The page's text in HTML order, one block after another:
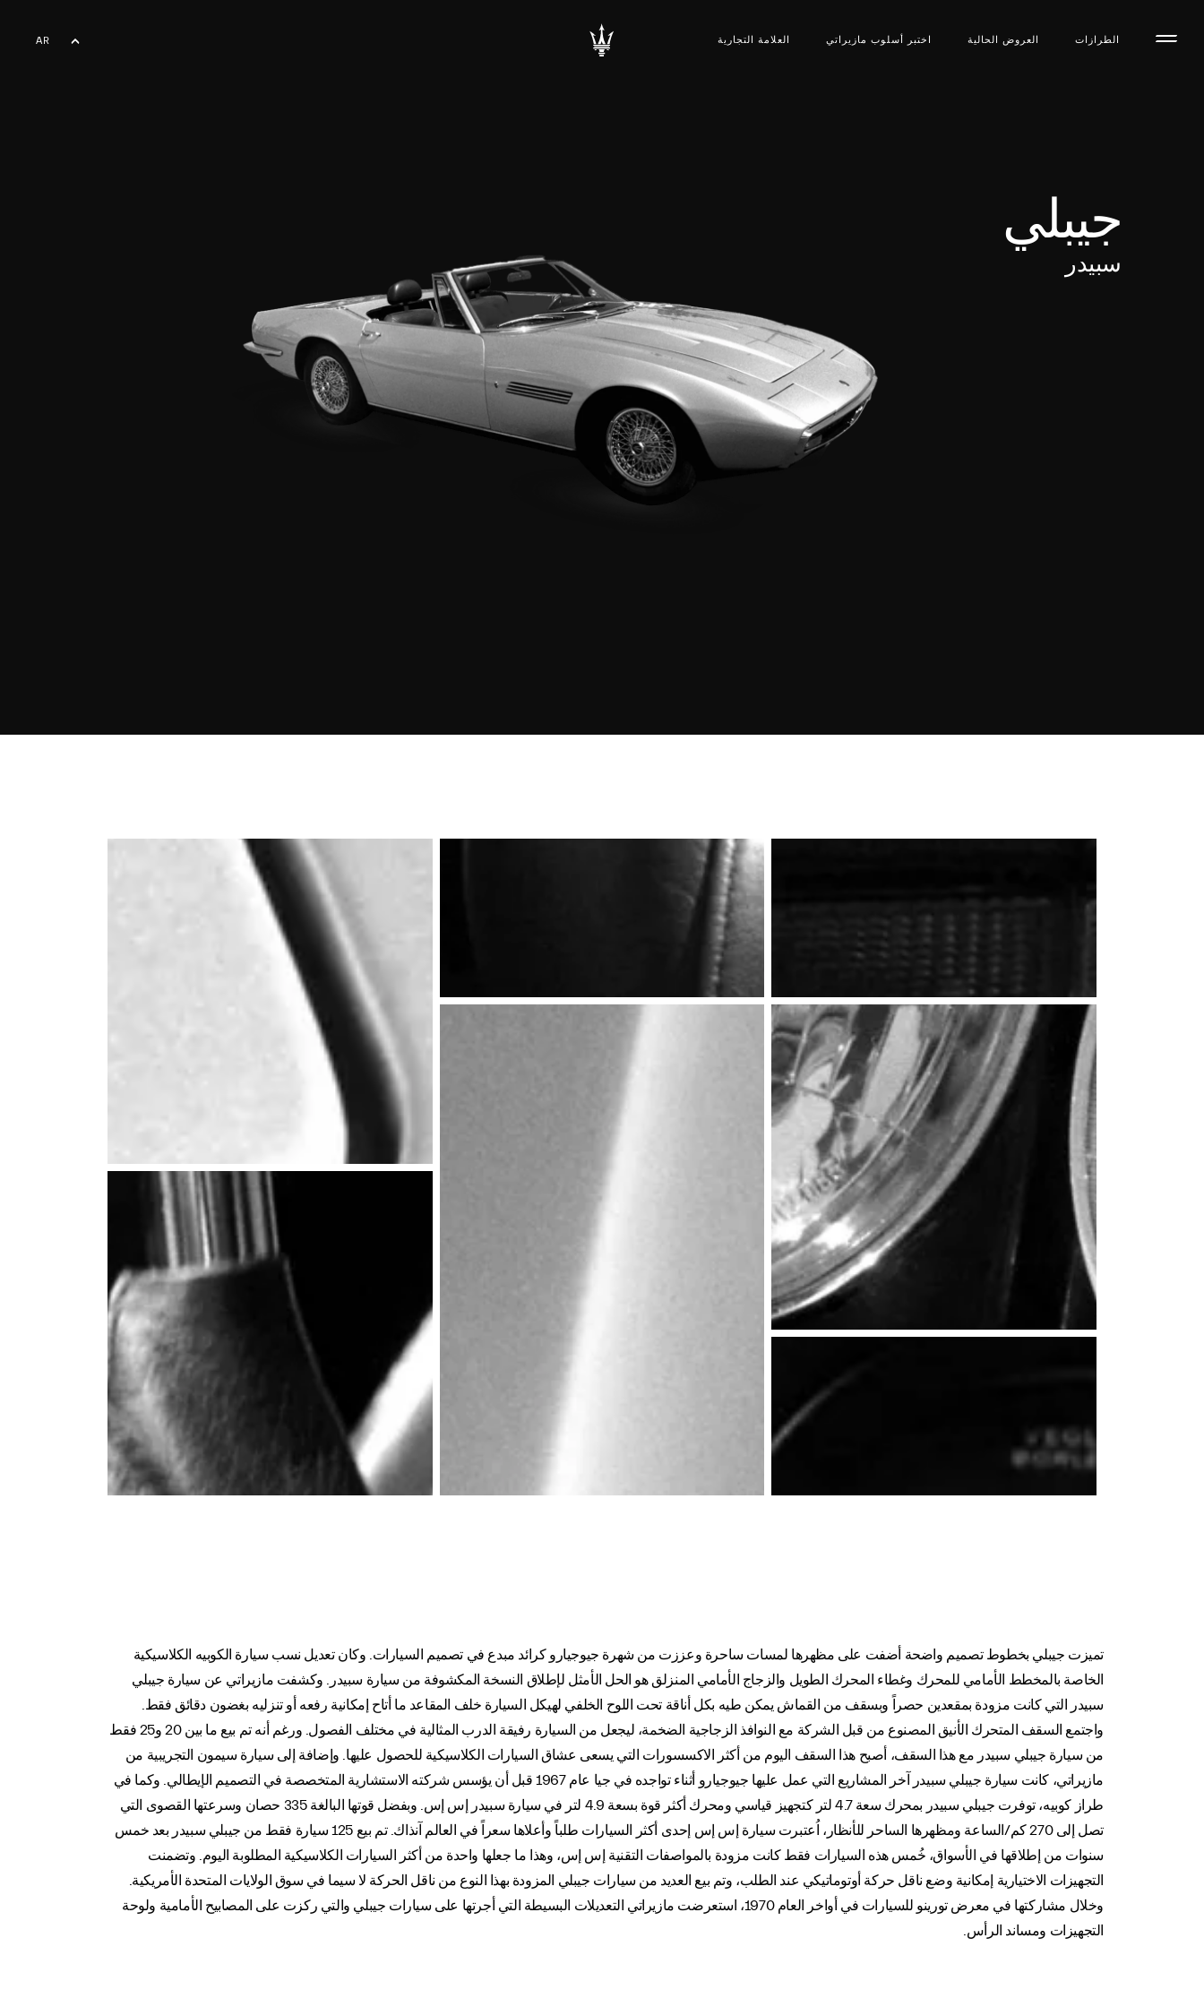
الطرازات العروض الحالية اختبر أسلوب مازیراتي العلامة التجارية
AR
جيبلي
سبيدر
تميزت جيبلي بخطوط تصميم واضحة أضفت على مظهرها لمسات ساحرة وعززت من شهرة جيوجيارو كرائد مبدع في تصميم السيارات. وكان تعديل نسب سيارة الكوبيه الكلاسيكية
الخاصة بالمخطط الأمامي للمحرك وغطاء المحرك الطويل والزجاج الأمامي المنزلق هو الحل الأمثل لإطلاق النسخة المكشوفة من سيارة سبيدر. وكشفت مازيراتي عن سيارة جيبلي
سبيدر التي كانت مزودة بمقعدين حصراً وبسقف من القماش يمكن طيه بكل أناقة تحت اللوح الخلفي لهيكل السيارة خلف المقاعد ما أتاح إمكانية رفعه أو تنزليه بغضون دقائق فقط.
واجتمع السقف المتحرك الأنيق المصنوع من قبل الشركة مع النوافذ الزجاجية الضخمة، ليجعل من السيارة رفيقة الدرب المثالية في مختلف الفصول. ورغم أنه تم بيع ما بين 20 و25 فقط
من سيارة جيبلي سبيدر مع هذا السقف، أصبح هذا السقف اليوم من أكثر الاكسسورات التي يسعى عشاق السيارات الكلاسيكية للحصول عليها. وإضافة إلى سيارة سيمون التجريبية من
مازيراتي، كانت سيارة جيبلي سبيدر آخر المشاريع التي عمل عليها جيوجيارو أثناء تواجده في جيا عام 1967 قبل أن يؤسس شركته الاستشارية المتخصصة في التصميم الإيطالي. وكما في
طراز كوبيه، توفرت جيبلي سبيدر بمحرك سعة 4.7 لتر كتجهيز قياسي ومحرك أكثر قوة بسعة 4.9 لتر في سيارة سبيدر إس إس. وبفضل قوتها البالغة 335 حصان وسرعتها القصوى التي
تصل إلى 270 كم/الساعة ومظهرها الساحر للأنظار، اُعتبرت سيارة إس إس إحدى أكثر السيارات طلباً وأعلاها سعراً في العالم آنذاك. تم بيع 125 سيارة فقط من جيبلي سبيدر بعد خمس
سنوات من إطلاقها في الأسواق، خُمس هذه السيارات فقط كانت مزودة بالمواصفات التقنية إس إس، وهذا ما جعلها واحدة من أكثر السيارات الكلاسيكية المطلوبة اليوم. وتضمنت
التجهيزات الاختيارية إمكانية وضع ناقل حركة أوتوماتيكي عند الطلب، وتم بيع العديد من سيارات جيبلي المزودة بهذا النوع من ناقل الحركة لا سيما في سوق الولايات المتحدة الأمريكية.
وخلال مشاركتها في معرض تورينو للسيارات في أواخر العام 1970، استعرضت مازيراتي التعديلات البسيطة التي أجرتها على سيارات جيبلي والتي ركزت على المصابيح الأمامية ولوحة
التجهيزات ومساند الرأس.